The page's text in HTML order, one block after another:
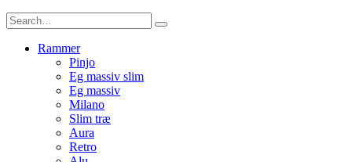
Rammer
Pinjo
Eg massiv slim
Eg massiv
Milano
Slim træ
Aura
Retro